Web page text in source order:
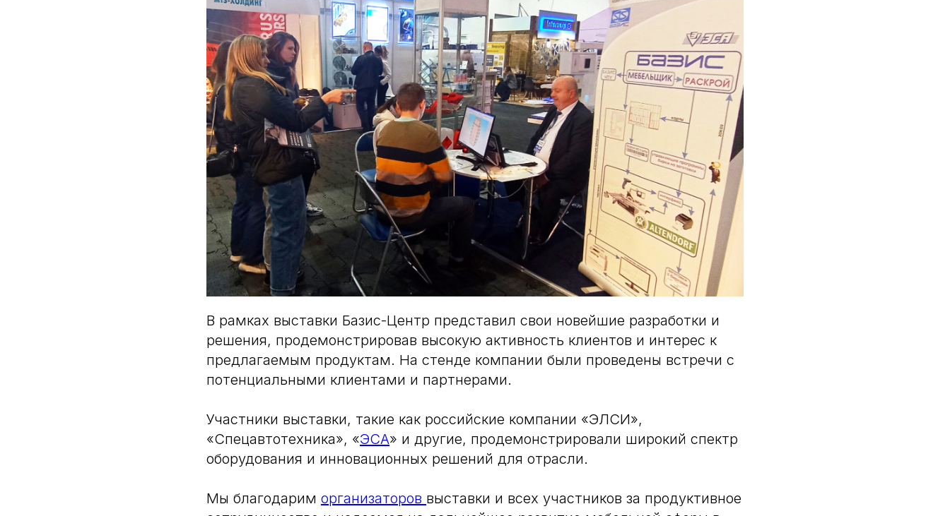
В рамках выставки Базис-Центр представил свои новейшие разработки и
решения, продемонстрировав высокую активность клиентов и интерес к
предлагаемым продуктам. На стенде компании были проведены встречи с
потенциальными клиентами и партнерами.
Участники выставки, такие как российские компании «ЭЛСИ»,
«Спецавтотехника», «ЭСА» и другие, продемонстрировали широкий спектр
оборудования и инновационных решений для отрасли.
Мы благодарим организаторов выставки и всех участников за продуктивное